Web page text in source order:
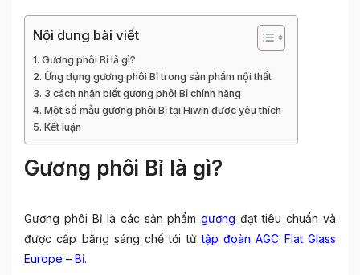
Nội dung bài viết
Gương phôi Bỉ là gì?
Ứng dụng gương phôi Bỉ trong sản phẩm nội thất
3 cách nhận biết gương phôi Bỉ chính hãng
Một số mẫu gương phôi Bỉ tại Hiwin được yêu thích
Kết luận
Gương phôi Bỉ là gì?
Gương phôi Bỉ là các sản phẩm gương đạt tiêu chuẩn và
được cấp bằng sáng chế tới từtập đoàn AGC Flat Glass
Europe – Bỉ.